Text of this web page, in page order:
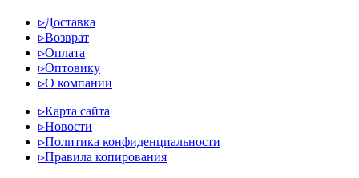
▹Доставка
▹Возврат
▹Оплата
▹Оптовику
▹О компании
▹Карта сайта
▹Новости
▹Политика конфиденциальности
▹Правила копирования